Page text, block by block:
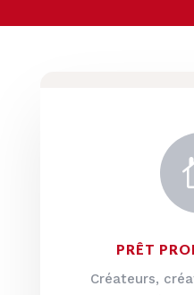
PRÊT
Créateurs,